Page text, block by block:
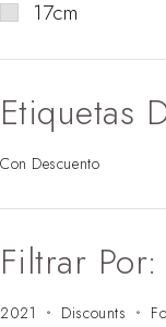
17cm
Etiquetas
Con Descuento
Filtrar Por:
2021 Discounts